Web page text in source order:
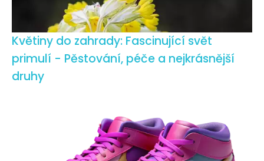
Květiny do zahrady: Fascinující svět
primulí - Pěstování, péče a nejkrásnější
druhy